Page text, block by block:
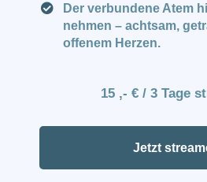
Der verbundene Atem
nehmen – achtsam,
offenem Herzen.
15 ,- € / 3 Tage
Jetzt